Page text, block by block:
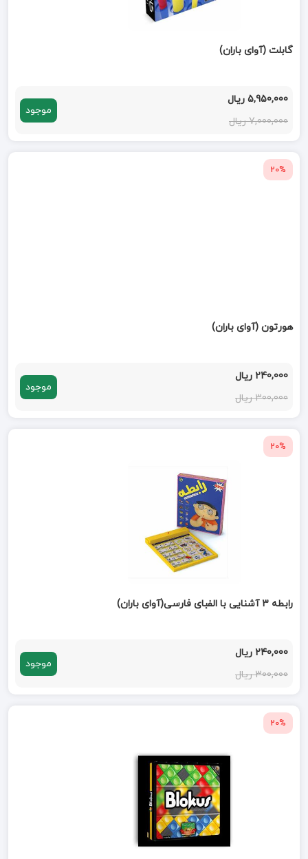
گابلت (آوای باران)
5,950,000 ریال
7,000,000 ریال
موجود
20%
هورتون (آوای باران)
240,000 ریال
300,000 ریال
موجود
20%
رابطه 3 آشنایی با الفبای فارسی(آوای باران)
240,000 ریال
300,000 ریال
موجود
20%